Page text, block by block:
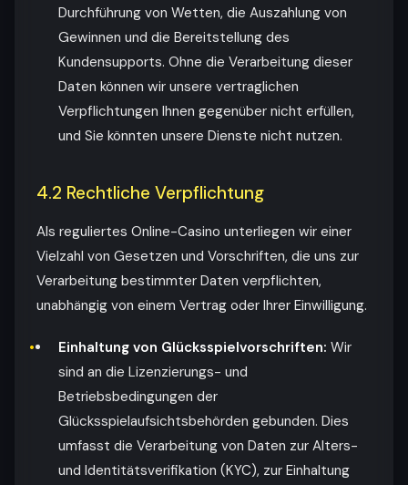
Durchführung von Wetten, die Auszahlung von
Gewinnen und die Bereitstellung des
Kundensupports. Ohne die Verarbeitung dieser
Daten können wir unsere vertraglichen
Verpflichtungen Ihnen gegenüber nicht erfüllen,
und Sie könnten unsere Dienste nicht nutzen.
4.2 Rechtliche Verpflichtung
Als reguliertes Online-Casino unterliegen wir einer
Vielzahl von Gesetzen und Vorschriften, die uns zur
Verarbeitung bestimmter Daten verpflichten,
unabhängig von einem Vertrag oder Ihrer Einwilligung.
Einhaltung von Glücksspielvorschriften: Wir
sind an die Lizenzierungs- und
Betriebsbedingungen der
Glücksspielaufsichtsbehörden gebunden. Dies
umfasst die Verarbeitung von Daten zur Alters-
und Identitätsverifikation (KYC), zur Einhaltung